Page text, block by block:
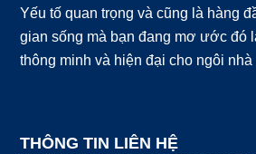
Yếu tố quan trọng và cũng là hàng
gian sống mà bạn đang mơ ước đó
thông minh và hiện đại cho ngôi nhà
THÔNG TIN LIÊN HỆ